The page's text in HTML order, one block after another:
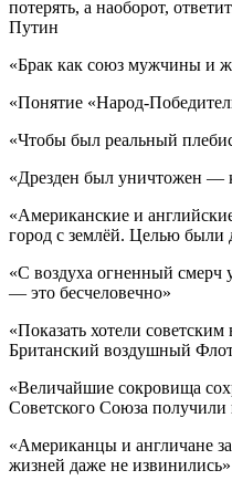
потерять, а наоборот,
Путин
«Брак как союз мужчины и
«Понятие «Народ-
«Чтобы был реальный
«Дрезден был уничтожен —
«Американские и
город с землёй. Целью
«С воздуха огненный смерч
— это бесчеловечно»
«Показать хотели
Британский воздушный Флот
«Величайшие сокровища
Советского Союза получили
«Американцы и англичане
жизней даже не извинились»